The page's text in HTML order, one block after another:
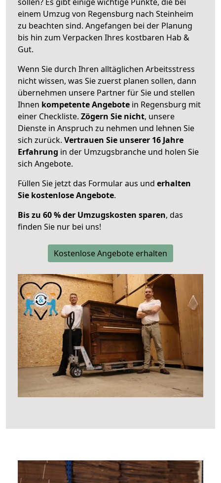
einem Umzug von Regensburg nach Steinheim
zu beachten sind. Angefangen bei der Planung
bis hin zum Verpacken Ihres kostbaren Hab &
Gut.
Wenn Sie durch Ihren alltäglichen Arbeitsstress
nicht wissen, was Sie zuerst planen sollen, dann
übernehmen unsere Partner für Sie und stellen
Ihnen kompetente Angebote in Regensburg mit
einer Checkliste. Zögern Sie nicht, unsere
Dienste in Anspruch zu nehmen und lehnen Sie
sich zurück. Vertrauen Sie unserer 16 Jahre
Erfahrung in der Umzugsbranche und holen Sie
sich Angebote.
Füllen Sie jetzt das Formular aus und erhalten
Sie kostenlose Angebote.
Bis zu 60 % der Umzugskosten sparen, das
finden Sie nur bei uns!
Kostenlose Angebote erhalten